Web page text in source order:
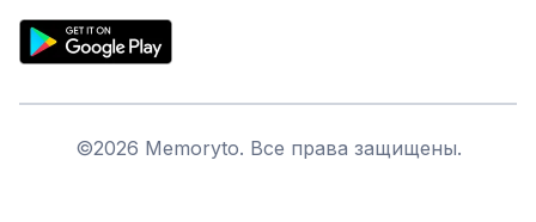
©2026 Memoryto. Все права защищены.